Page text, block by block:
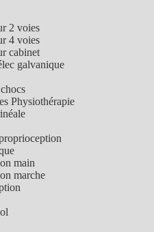
2 voies
4 voies
cabinet
galvanique
Physiothérapie
main
marche